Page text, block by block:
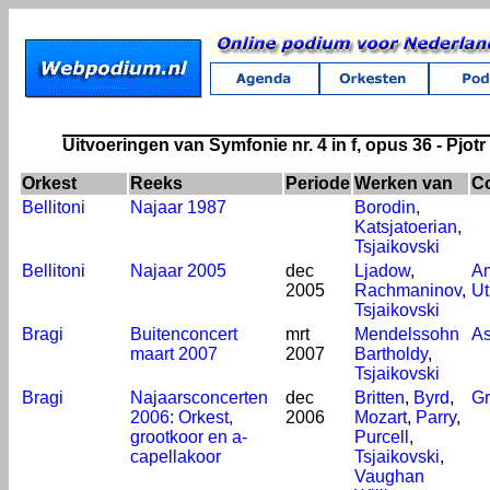
Uitvoeringen van Symfonie nr. 4 in f, opus 36 -
Orkest Reeks Periode Werken van
Bellitoni
Najaar 1987 Borodin,
Katsjatoerian,
Tsjaikovski
Bellitoni
Najaar 2005
dec
2005
Ljadow,
Rachmaninov,
Tsjaikovski
Bragi
Buitenconcert
maart 2007
mrt
2007
Mendelssohn
Bartholdy,
Tsjaikovski
Bragi
Najaarsconcerten
2006: Orkest,
grootkoor en a-
capellakoor
dec
2006
Britten, Byrd,
Mozart, Parry,
Purcell ,
Tsjaikovski,
Vaughan